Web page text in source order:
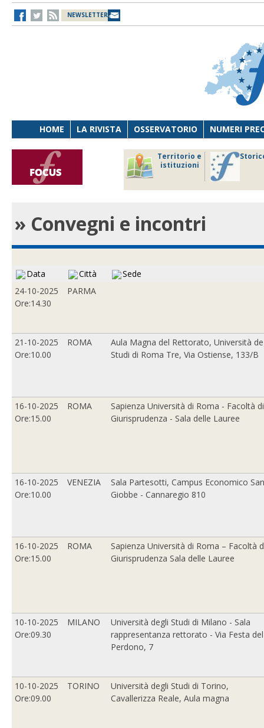
NEWSLETTER
HOME LA RIVISTA OSSERVATORIO NUMERI
Territorio e
istituzioni
» Convegni e incontri
Data Città
Sede
24-10-2025
Ore:14.30
PARMA
21-10-2025
Ore:10.00
ROMA
Aula Magna del Rettorato, Università
Studi di Roma Tre, Via Ostiense, 133/B
16-10-2025
Ore:15.00
ROMA
Sapienza Università di Roma - Facoltà di
Giurisprudenza - Sala delle Lauree
16-10-2025
Ore:10.00
VENEZIA
Sala Partesotti, Campus Economico San
Giobbe - Cannaregio 810
16-10-2025
Ore:15.00
ROMA
Sapienza Università di Roma – Facoltà
Giurisprudenza Sala delle Lauree
10-10-2025
Ore:09.30
MILANO
Università degli Studi di Milano - Sala
rappresentanza rettorato - Via Festa del
Perdono, 7
10-10-2025
Ore:09.00
TORINO
Università degli Studi di Torino,
Cavallerizza Reale, Aula magna